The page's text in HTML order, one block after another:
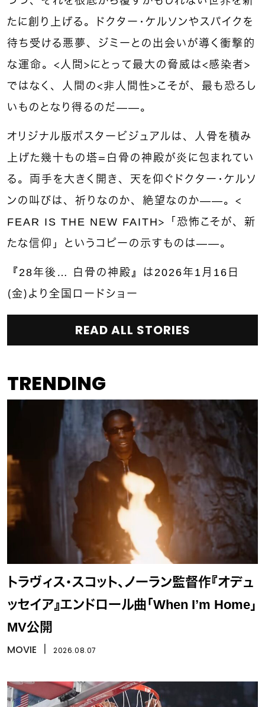
たに創り上げる。ドクター・ケルソンやスパイクを
待ち受ける悪夢、ジミーとの出会いが導く衝撃的
な運命。＜人間＞にとって最大の脅威は＜感染者＞
ではなく、人間の＜非人間性＞こそが、最も恐ろし
いものとなり得るのだ——。
オリジナル版ポスタービジュアルは、人骨を積み
上げた幾十もの塔＝白骨の神殿が炎に包まれてい
る。両手を大きく開き、天を仰ぐドクター・ケルソ
ンの叫びは、祈りなのか、絶望なのか——。＜
FEAR IS THE NEW FAITH＞「恐怖こそが、新
たな信仰」というコピーの示すものは——。
『28年後… 白骨の神殿』は2026年1月16日
（金）より全国ロードショー
READ ALL STORIES
TRENDING
トラヴィス・スコット、ノーラン監督作『オデュ
ッセイア』エンドロール曲「When I’m Home」
MV公開
MOVIE 2026.08.07